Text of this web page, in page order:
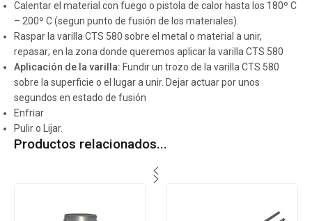
Calentar el material con fuego o pistola de calor hasta los 180º C
– 200º C (segun punto de fusión de los materiales).
Raspar la varilla CTS 580 sobre el metal o material a unir,
repasar; en la zona donde queremos aplicar la varilla CTS 580
Aplicación de la varilla: Fundir un trozo de la varilla CTS 580
sobre la superficie o el lugar a unir. Dejar actuar por unos
segundos en estado de fusión
Enfriar
Pulir o Lijar.
Productos relacionados...